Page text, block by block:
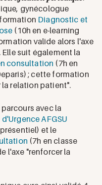
gynécologue
Diagnostic et
(10h en e-learning
valide alors l'axe
suit également la
consultation (7h en
; cette formation
relation patient".
avec la
AFGSU
et le
(7h en classe
l'axe "renforcer la